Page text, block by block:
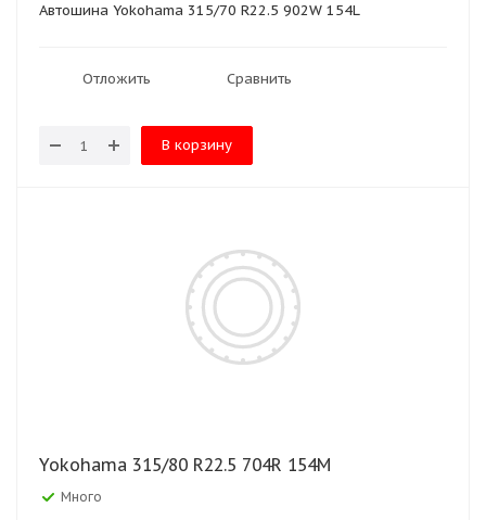
Автошина Yokohama 315/70 R22.5 902W 154L
Отложить Сравнить
В корзину
Yokohama 315/80 R22.5 704R 154M
Много